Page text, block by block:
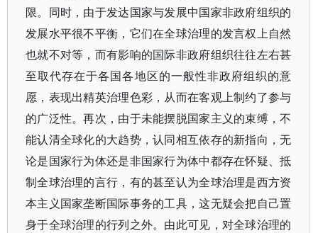
限。同时，由于发达国家与发展中国家非政府组织的
发展水平很不平衡，它们在全球治理的发言权上自然
也就不对等，而有影响的国际非政府组织往往左右甚
至取代存在于各国各地区的一般性非政府组织的意
愿，表现出精英治理色彩，从而在客观上制约了参与
的广泛性。再次，由于未能摆脱国家主义的束缚，不
能认清全球化的大趋势，认同相互依存的新指向，无
论是国家行为体还是非国家行为体中都存在怀疑、抵
制全球治理的言行，有的甚至认为全球治理是西方资
本主义国家垄断国际事务的工具，这无疑会把自己置
身于全球治理的行列之外。由此可见，对全球治理的